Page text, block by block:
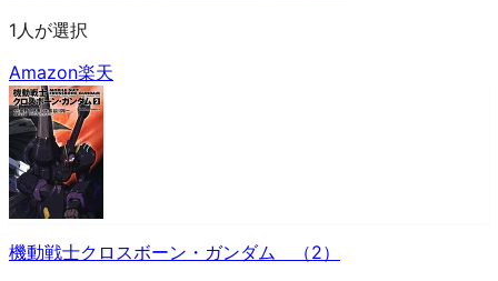
1人が選択
Amazon楽天
機動戦士クロスボーン・ガンダム （2）